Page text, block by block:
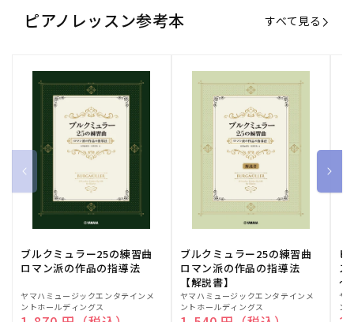
ピアノレッスン参考本 すべて見る
ブルクミュラー25の練習曲
ロマン派の作品の指導法
販
売
ヤマハミュージックエンタテインメ
ントホールディングス
ブルクミュラー25の練習曲
ロマン派の作品の指導法
【解説書】
販
売
ヤマハミュージックエンタテインメ
ントホールディングス
ピ
ス
～
販
売
ヤ
ン